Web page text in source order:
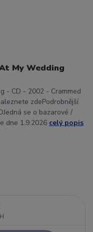
My Wedding
- CD - 2002 - Crammed
zdePodrobnější
se o bazarové /
dne 1.9.2026 celý popis